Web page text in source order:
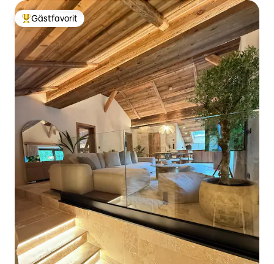
Populär gästfavorit
Gästfavorit